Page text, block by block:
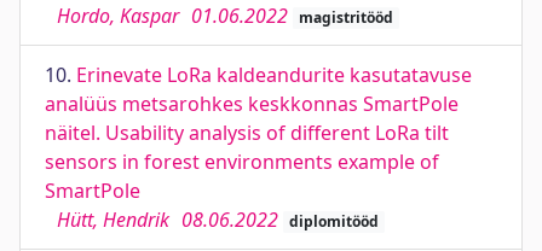
Hordo, Kaspar 01.06.2022 magistritööd
10. Erinevate LoRa kaldeandurite kasutatavuse
analüüs metsarohkes keskkonnas SmartPole
näitel. Usability analysis of different LoRa tilt
sensors in forest environments example of
SmartPole
Hütt, Hendrik 08.06.2022 diplomitööd